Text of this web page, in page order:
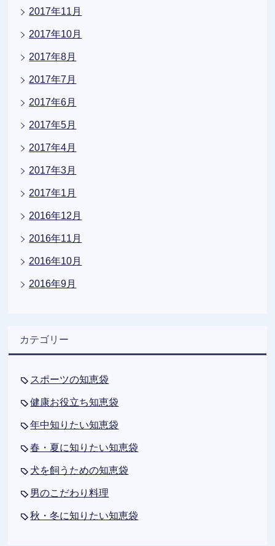
2017年11月
2017年10月
2017年8月
2017年7月
2017年6月
2017年5月
2017年4月
2017年3月
2017年1月
2016年12月
2016年11月
2016年10月
2016年9月
カテゴリー
スポーツの知恵袋
健康お役立ち知恵袋
年中知りたい知恵袋
春・夏に知りたい知恵袋
犬を飼うための知恵袋
男のこだわり料理
秋・冬に知りたい知恵袋